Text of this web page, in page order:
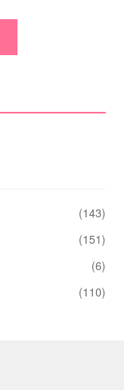
(143)
(151)
(6)
(110)